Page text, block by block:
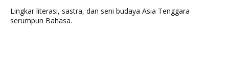
Lingkar literasi, sastra, dan seni budaya Asia Tenggara
serumpun Bahasa.